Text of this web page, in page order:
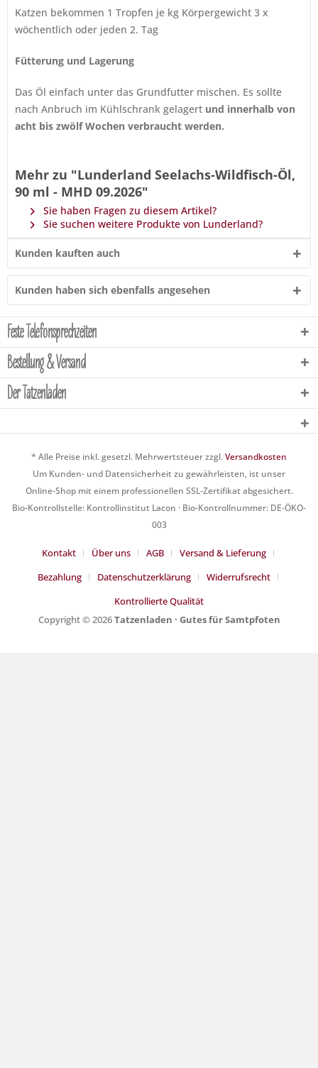
Katzen bekommen 1 Tropfen je kg Körpergewicht 3 x
wöchentlich oder jeden 2. Tag
Fütterung und Lagerung
Das Öl einfach unter das Grundfutter mischen. Es sollte
nach Anbruch im Kühlschrank gelagert und innerhalb von
acht bis zwölf Wochen verbraucht werden.
Mehr zu "Lunderland Seelachs-Wildfisch-Öl,
90 ml - MHD 09.2026"
Sie haben Fragen zu diesem Artikel?
Sie suchen weitere Produkte von Lunderland?
Kunden kauften auch
Kunden haben sich ebenfalls angesehen
Feste Telefonsprechzeiten
Bestellung & Versand
Der Tatzenladen
* Alle Preise inkl. gesetzl. Mehrwertsteuer zzgl.Versandkosten
Um Kunden- und Datensicherheit zu gewährleisten, ist unser
Online-Shop mit einem professionellen SSL-Zertifikat abgesichert.
Bio-Kontrollstelle: Kontrollinstitut Lacon · Bio-Kontrollnummer: DE-ÖKO-
003
Kontakt Über uns AGB
Versand & Lieferung
Bezahlung
Datenschutzerklärung
Widerrufsrecht
Kontrollierte Qualität
Copyright © 2026Tatzenladen · Gutes für Samtpfoten